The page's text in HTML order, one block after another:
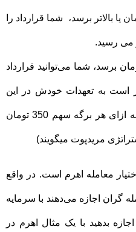
قیمت سهم به 1000 تومان یا بالاتر برسد، شما قرارداد را
می رسید.
هم قیمت سهم زیر 1000 تومان برسد، شما می‌توانید قرارداد
است به تعهدات خودش در این
قرارداد عمل کند. در نتیجه شما به ازای هر برگه سهم 350 تومان
مریدپوت میگویند)
معامله اهرم است. در واقع
گران اجازه می‌دهند با سرمایه
بدهید با یک مثال اهرم در